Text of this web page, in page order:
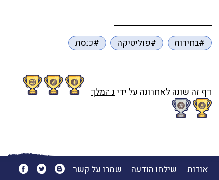
#בחירות #פוליטיקה #כנסת
דף זה שונה לאחרונה על ידינ המלך
אודות שילחו הודעה שמרו על קשר